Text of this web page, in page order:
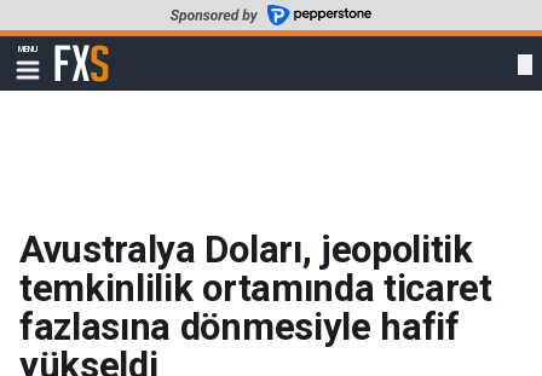
to
main
content
MENU
Show
navigation
FXStreet
Avustralya Doları, jeopolitik
temkinlilik ortamında ticaret
fazlasına dönmesiyle hafif
yükseldi